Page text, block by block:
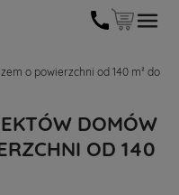
o powierzchni od 140 m² do
DOMÓW
OD 140